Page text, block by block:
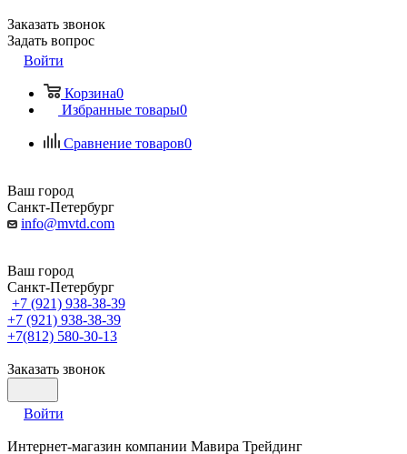
Заказать звонок
Задать вопрос
Войти
Корзина0
Избранные товары0
Сравнение товаров0
Ваш город
Санкт-Петербург
info@mvtd.com
Ваш город
Санкт-Петербург
+7 (921) 938-38-39
+7 (921) 938-38-39
+7(812) 580-30-13
Заказать звонок
Войти
Интернет-магазин компании Мавира Трейдинг